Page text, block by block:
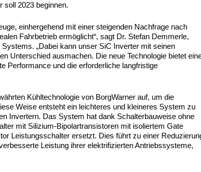
soll 2023 beginnen.
einhergehend mit einer steigenden Nachfrage nach
Fahrbetrieb ermöglicht“, sagt Dr. Stefan Demmerle,
„Dabei kann unser SiC Inverter mit seinen
Unterschied ausmachen. Die neue Technologie bietet
Performance und die erforderliche langfristige
Kühltechnologie von BorgWarner auf, um die
Weise entsteht ein leichteres und kleineres System zu
Invertern. Das System hat dank Schalterbauweise ohne
mit Silizium-Bipolartransistoren mit isoliertem Gate
Leistungsschalter ersetzt. Dies führt zu einer
Leistung ihrer elektrifizierten Antriebssysteme,